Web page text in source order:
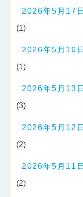
2026年5月17日
(1)
2026年5月16日
(1)
2026年5月13日
(3)
2026年5月12日
(2)
2026年5月11日
(2)